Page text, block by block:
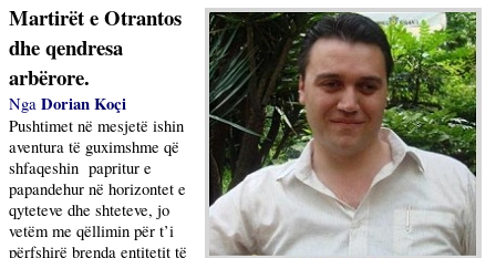
Martirët e Otrantos
dhe qendresa
arbërore.
Nga Dorian Koçi
Pushtimet në mesjetë ishin
aventura të guximshme që
shfaqeshin papritur e
papandehur në horizontet e
qyteteve dhe shteteve, jo
vetëm me qëllimin për t’i
përfshirë brenda entitetit të